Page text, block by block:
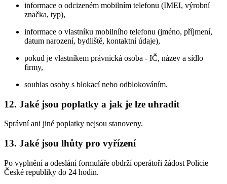
informace o odcizeném mobilním telefonu (IMEI, výrobní
značka, typ),
informace o vlastníku mobilního telefonu (jméno, příjmení,
datum narození, bydliště, kontaktní údaje),
pokud je vlastníkem právnická osoba - IČ, název a sídlo
firmy,
souhlas osoby s blokací nebo odblokováním.
12. Jaké jsou poplatky a jak je lze uhradit
Správní ani jiné poplatky nejsou stanoveny.
13. Jaké jsou lhůty pro vyřízení
Po vyplnění a odeslání formuláře obdrží operátoři žádost Policie
České republiky do 24 hodin.